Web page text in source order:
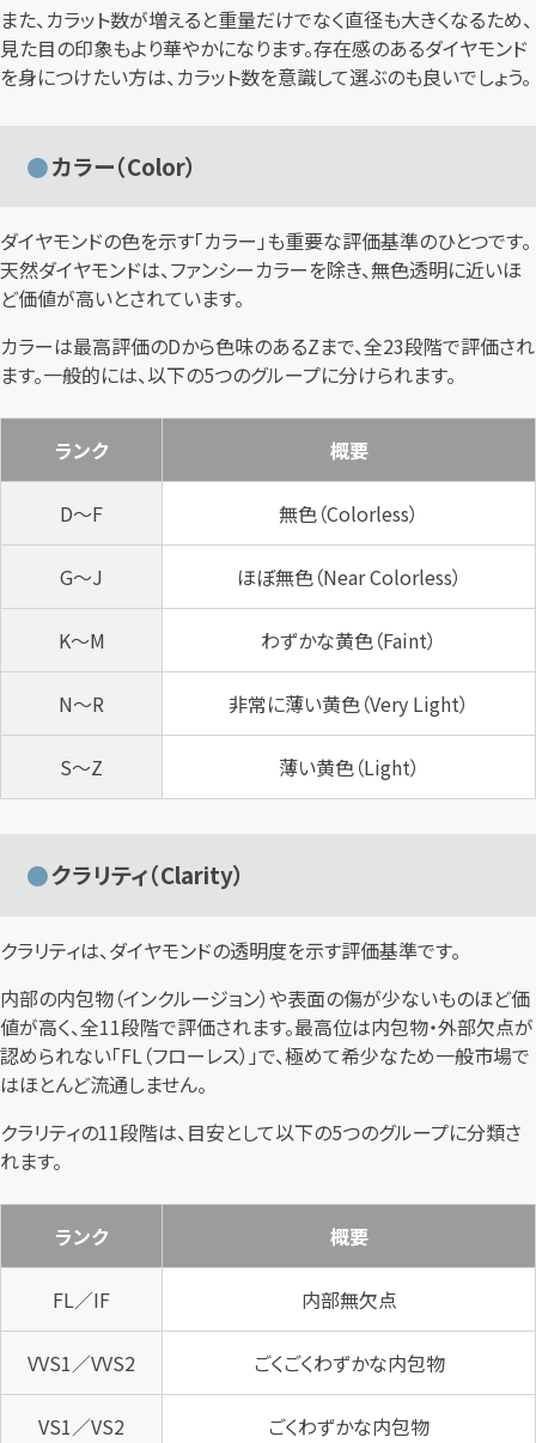
また、カラット数が増えると重量だけでなく直径も大きくなるため、
見た目の印象もより華やかになります。存在感のあるダイヤモンド
を身につけたい方は、カラット数を意識して選ぶのも良いでしょう。
カラー（Color）
ダイヤモンドの色を示す「カラー」も重要な評価基準のひとつです。
天然ダイヤモンドは、ファンシーカラーを除き、無色透明に近いほ
ど価値が高いとされています。
カラーは最高評価のDから色味のあるZまで、全23段階で評価され
ます。一般的には、以下の5つのグループに分けられます。
ランク 概要
D～F 無色（Colorless）
G～J ほぼ無色（Near Colorless）
K～M わずかな黄色（Faint）
N～R 非常に薄い黄色（Very Light）
S～Z 薄い黄色（Light）
クラリティ（Clarity）
クラリティは、ダイヤモンドの透明度を示す評価基準です。
内部の内包物（インクルージョン）や表面の傷が少ないものほど価
値が高く、全11段階で評価されます。最高位は内包物・外部欠点が
認められない「FL（フローレス）」で、極めて希少なため一般市場で
はほとんど流通しません。
クラリティの11段階は、目安として以下の5つのグループに分類さ
れます。
ランク 概要
FL／IF 内部無欠点
VVS1／VVS2 ごくごくわずかな内包物
VS1／VS2 ごくわずかな内包物